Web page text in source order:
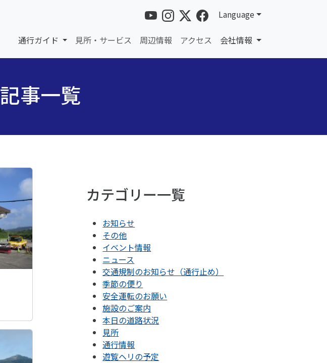
Language
通行ガイド 見所・サービス 周辺情報 アクセス 会社情報
事一覧
カテゴリー一覧
お知らせ
その他
イベント情報
ニュース
交通規制のお知らせ（通行止め）
季節の便り
安全運転のお願い
施設のご案内
本日の道路状況
見所
通行情報
遊覧ヘリの予定